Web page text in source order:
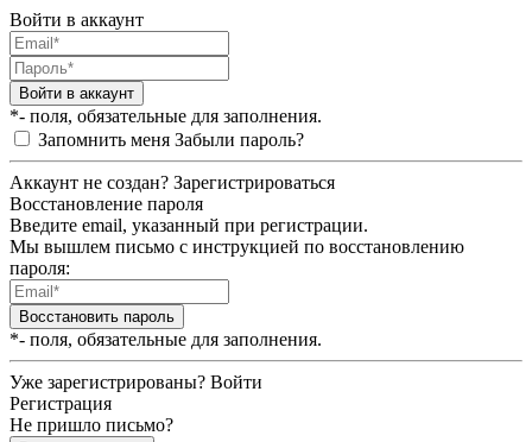
Войти в аккаунт
Войти в аккаунт
*- поля, обязательные для заполнения.
Запомнить меня Забыли пароль?
Аккаунт не создан? Зарегистрироваться
Восстановление пароля
Введите email, указанный при регистрации.
Мы вышлем письмо с инструкцией по восстановлению
пароля:
Восстановить пароль
*- поля, обязательные для заполнения.
Уже зарегистрированы? Войти
Регистрация
Не пришло письмо?